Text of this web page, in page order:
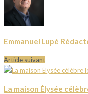
Emmanuel Lupé
Article suivant
La maison Élysée